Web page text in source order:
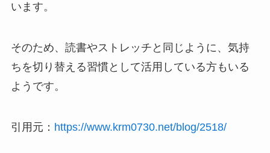
います。
そのため、読書やストレッチと同じように、気持
ちを切り替える習慣として活用している方もいる
ようです。
引用元： https://www.krm0730.net/blog/2518/